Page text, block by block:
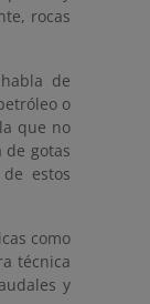
rocas
de
o
que no
gotas
estos
como
técnica
y